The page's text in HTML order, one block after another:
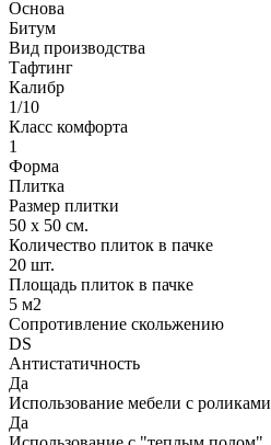
Основа
Битум
Вид производства
Тафтинг
Калибр
1/10
Класс комфорта
1
Форма
Плитка
Размер плитки
50 х 50 см.
Количество плиток в пачке
20 шт.
Площадь плиток в пачке
5 м2
Сопротивление скольжению
DS
Антистатичность
Да
Использование мебели с роликами
Да